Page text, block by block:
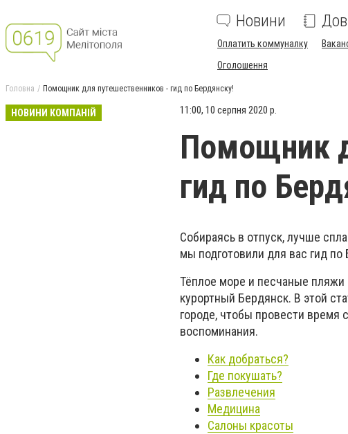
Новини
Оплатить коммуналку
Оголошення
Головна Помощник для путешественников - гид по Бердянску!
НОВИНИ КОМПАНІЙ 11:00, 10 серпня 2020 р.
Помощник
гид по
Собираясь в отпуск, лучше
мы подготовили для вас гид по
Тёплое море и песчаные
курортный Бердянск. В этой
городе, чтобы провести время
воспоминания.
Как добраться?
Где покушать?
Развлечения
Медицина
Салоны красоты